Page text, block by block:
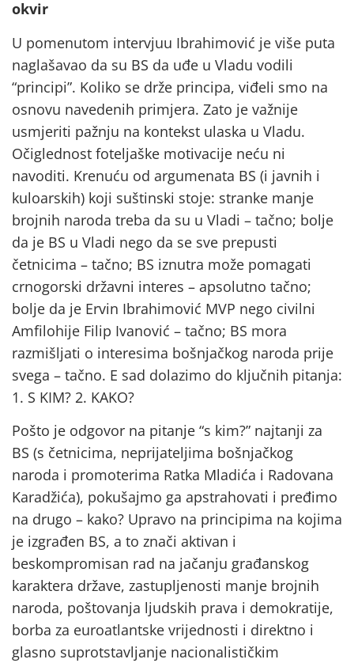
okvir
U pomenutom intervjuu Ibrahimović je više puta
naglašavao da su BS da uđe u Vladu vodili
“principi”. Koliko se drže principa, viđeli smo na
osnovu navedenih primjera. Zato je važnije
usmjeriti pažnju na kontekst ulaska u Vladu.
Očiglednost foteljaške motivacije neću ni
navoditi. Krenuću od argumenata BS (i javnih i
kuloarskih) koji suštinski stoje: stranke manje
brojnih naroda treba da su u Vladi – tačno; bolje
da je BS u Vladi nego da se sve prepusti
četnicima – tačno; BS iznutra može pomagati
crnogorski državni interes – apsolutno tačno;
bolje da je Ervin Ibrahimović MVP nego civilni
Amfilohije Filip Ivanović – tačno; BS mora
razmišljati o interesima bošnjačkog naroda prije
svega – tačno. E sad dolazimo do ključnih pitanja:
1. S KIM? 2. KAKO?
Pošto je odgovor na pitanje “s kim?” najtanji za
BS (s četnicima, neprijateljima bošnjačkog
naroda i promoterima Ratka Mladića i Radovana
Karadžića), pokušajmo ga apstrahovati i pređimo
na drugo – kako? Upravo na principima na kojima
je izgrađen BS, a to znači aktivan i
beskompromisan rad na jačanju građanskog
karaktera države, zastupljenosti manje brojnih
naroda, poštovanja ljudskih prava i demokratije,
borba za euroatlantske vrijednosti i direktno i
glasno suprotstavljanje nacionalističkim